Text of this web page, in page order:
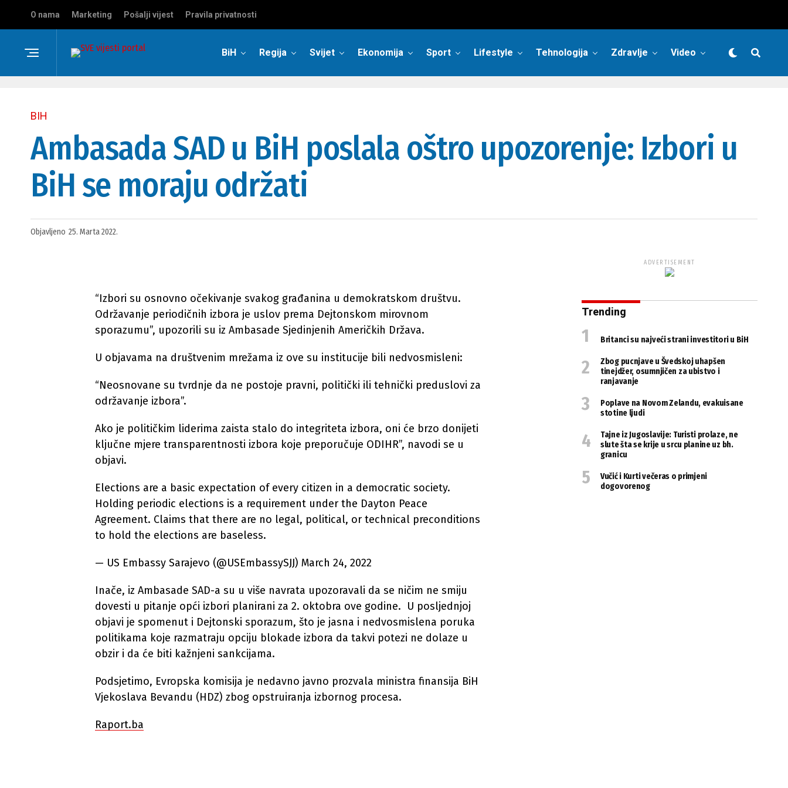
O nama Marketing Pošalji vijest Pravila privatnosti
BiH Regija Svijet Ekonomija Sport Lifestyle Tehnologija Zdravlje Video
BIH
Ambasada SAD u BiH poslala oštro upozorenje: Izbori u
BiH se moraju održati
Objavljeno 25. Marta 2022.
“Izbori su osnovno očekivanje svakog građanina u demokratskom društvu.
Održavanje periodičnih izbora je uslov prema Dejtonskom mirovnom
sporazumu”, upozorili su iz Ambasade Sjedinjenih Američkih Država.
U objavama na društvenim mrežama iz ove su institucije bili nedvosmisleni:
“Neosnovane su tvrdnje da ne postoje pravni, politički ili tehnički preduslovi za
održavanje izbora”.
Ako je političkim liderima zaista stalo do integriteta izbora, oni će brzo donijeti
ključne mjere transparentnosti izbora koje preporučuje ODIHR”, navodi se u
objavi.
Elections are a basic expectation of every citizen in a democratic society.
Holding periodic elections is a requirement under the Dayton Peace
Agreement. Claims that there are no legal, political, or technical preconditions
to hold the elections are baseless.
— US Embassy Sarajevo (@USEmbassySJJ) March 24, 2022
Inače, iz Ambasade SAD-a su u više navrata upozoravali da se ničim ne smiju
dovesti u pitanje opći izbori planirani za 2. oktobra ove godine. U posljednjoj
objavi je spomenut i Dejtonski sporazum, što je jasna i nedvosmislena poruka
politikama koje razmatraju opciju blokade izbora da takvi potezi ne dolaze u
obzir i da će biti kažnjeni sankcijama.
Podsjetimo, Evropska komisija je nedavno javno prozvala ministra finansija BiH
Vjekoslava Bevandu (HDZ) zbog opstruiranja izbornog procesa.
Raport.ba
ADVERTISEMENT
Trending
Britanci su najveći strani investitori u BiH
Zbog pucnjave u Švedskoj uhapšen
tinejdžer, osumnjičen za ubistvo i
ranjavanje
Poplave na Novom Zelandu, evakuisane
stotine ljudi
Tajne iz Jugoslavije: Turisti prolaze, ne
slute šta se krije u srcu planine uz bh.
granicu
Vučić i Kurti večeras o primjeni
dogovorenog